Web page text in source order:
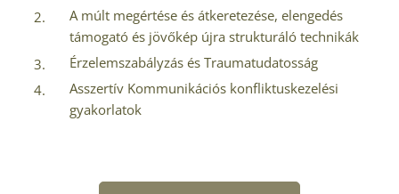
A múlt megértése és átkeretezése, elengedés
támogató és jövőkép újra strukturáló technikák
Érzelemszabályzás és Traumatudatosság
Asszertív Kommunikációs konfliktuskezelési
gyakorlatok